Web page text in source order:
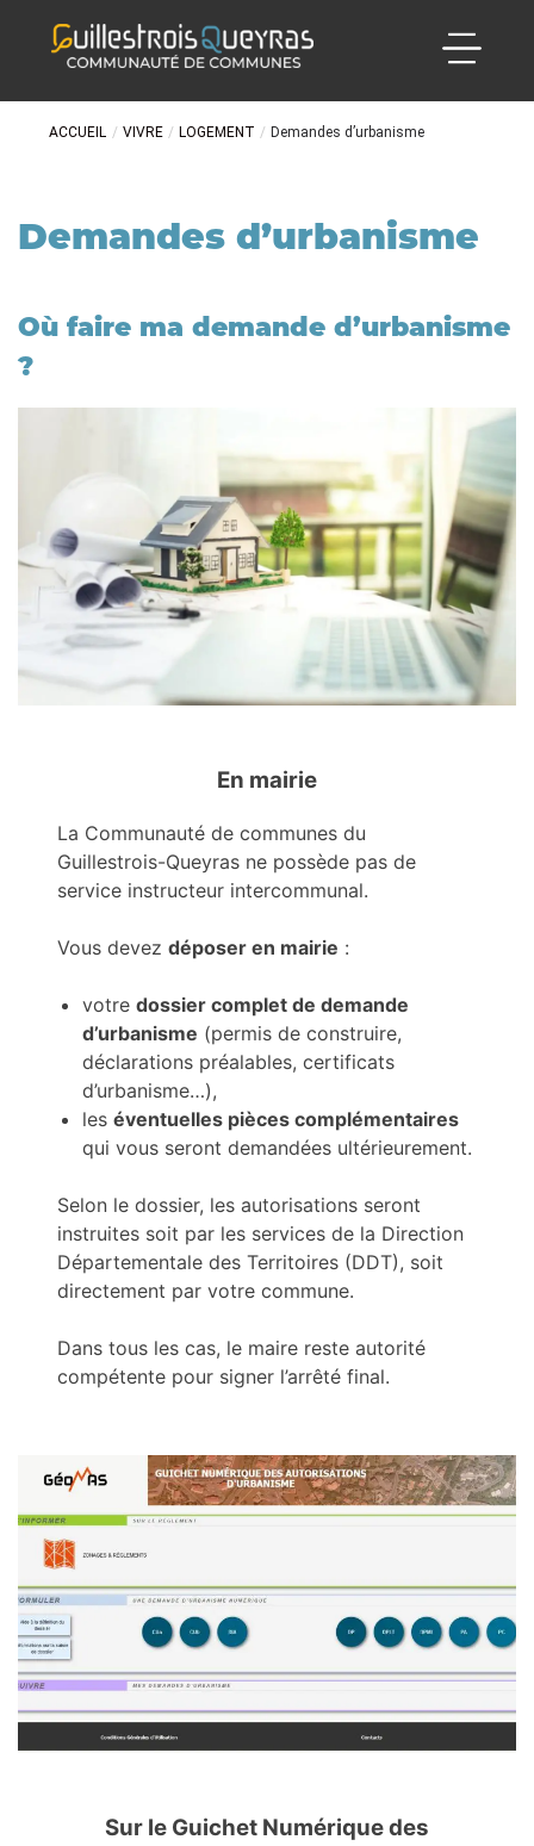
ACCUEIL / VIVRE / LOGEMENT / Demandes d’urbanisme
Demandes d’urbanisme
Où faire ma demande d’urbanisme
?
En mairie
La Communauté de communes du
Guillestrois-Queyras ne possède pas de
service instructeur intercommunal.
Vous devezdéposer en mairie :
votredossier complet de demande
d’urbanisme (permis de construire,
déclarations préalables, certificats
d’urbanisme…),
leséventuelles pièces complémentaires
qui vous seront demandées ultérieurement.
Selon le dossier, les autorisations seront
instruites soit par les services de la Direction
Départementale des Territoires (DDT), soit
directement par votre commune.
Dans tous les cas, le maire reste autorité
compétente pour signer l’arrêté final.
Sur le Guichet Numérique des